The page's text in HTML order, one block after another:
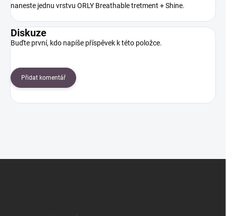
naneste jednu vrstvu ORLY Breathable tretment + Shine.
Diskuze
Buďte první, kdo napíše příspěvek k této položce.
Přidat komentář